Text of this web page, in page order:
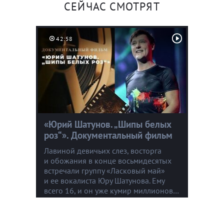
СЕЙЧАС СМОТРЯТ
42:58
«Юрий Шатунов. „Шипы белых
роз“». Документальный фильм
Лавиной девичьих слез, восторга
и обожания в конце восьмидесятых
встречали группу «Ласковый май»
и ее вокалиста Юру Шатунова. Ему
всего 16, и он уже кумир миллионов…